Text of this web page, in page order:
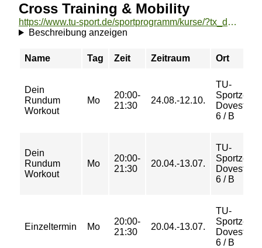
Cross Training & Mobility
https://www.tu-sport.de/sportprogramm/kurse/?tx_dwzeh_courses%5Baction%5D=show&tx_dwzeh_courses%5BsportsDescription%5D=1626&cHash=cec6cb83add0714a3d2c9b7303a4ea41
Beschreibung anzeigen
Name Tag Zeit Zeitraum Ort
Dein
Rundum
Workout
Mo
20:00-
21:30
24.08.-12.10.
TU-
6 / B
Dein
Rundum
Workout
Mo
20:00-
21:30
20.04.-13.07.
TU-
6 / B
Einzeltermin Mo
20:00-
21:30
20.04.-13.07.
TU-
6 / B